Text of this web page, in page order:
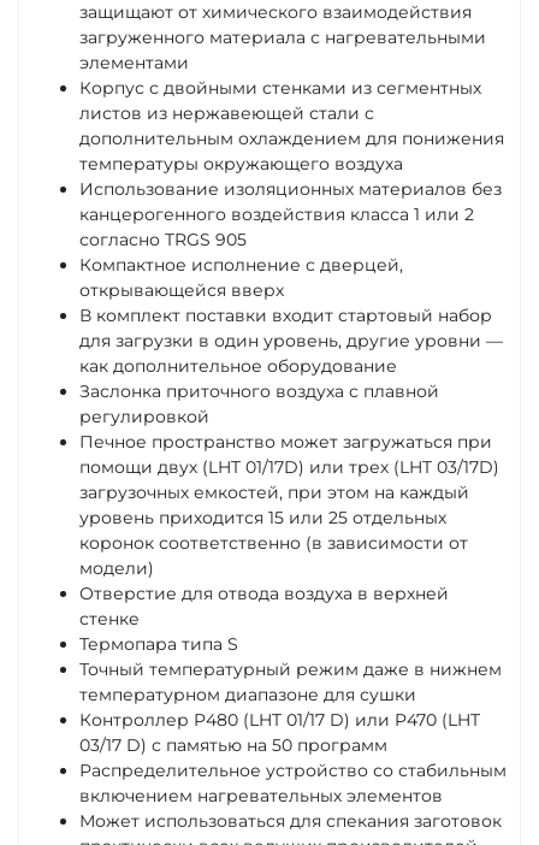
защищают от химического взаимодействия
загруженного материала с нагревательными
элементами
Корпус с двойными стенками из сегментных
листов из нержавеющей стали с
дополнительным охлаждением для понижения
температуры окружающего воздуха
Использование изоляционных материалов без
канцерогенного воздействия класса 1 или 2
согласно TRGS 905
Компактное исполнение с дверцей,
открывающейся вверх
В комплект поставки входит стартовый набор
для загрузки в один уровень, другие уровни —
как дополнительное оборудование
Заслонка приточного воздуха с плавной
регулировкой
Печное пространство может загружаться при
помощи двух (LHT 01/17D) или трех (LHT 03/17D)
загрузочных емкостей, при этом на каждый
уровень приходится 15 или 25 отдельных
коронок соответственно (в зависимости от
модели)
Отверстие для отвода воздуха в верхней
стенке
Термопара типа S
Точный температурный режим даже в нижнем
температурном диапазоне для сушки
Контроллер P480 (LHT 01/17 D) или P470 (LHT
03/17 D) с памятью на 50 программ
Распределительное устройство со стабильным
включением нагревательных элементов
Может использоваться для спекания заготовок